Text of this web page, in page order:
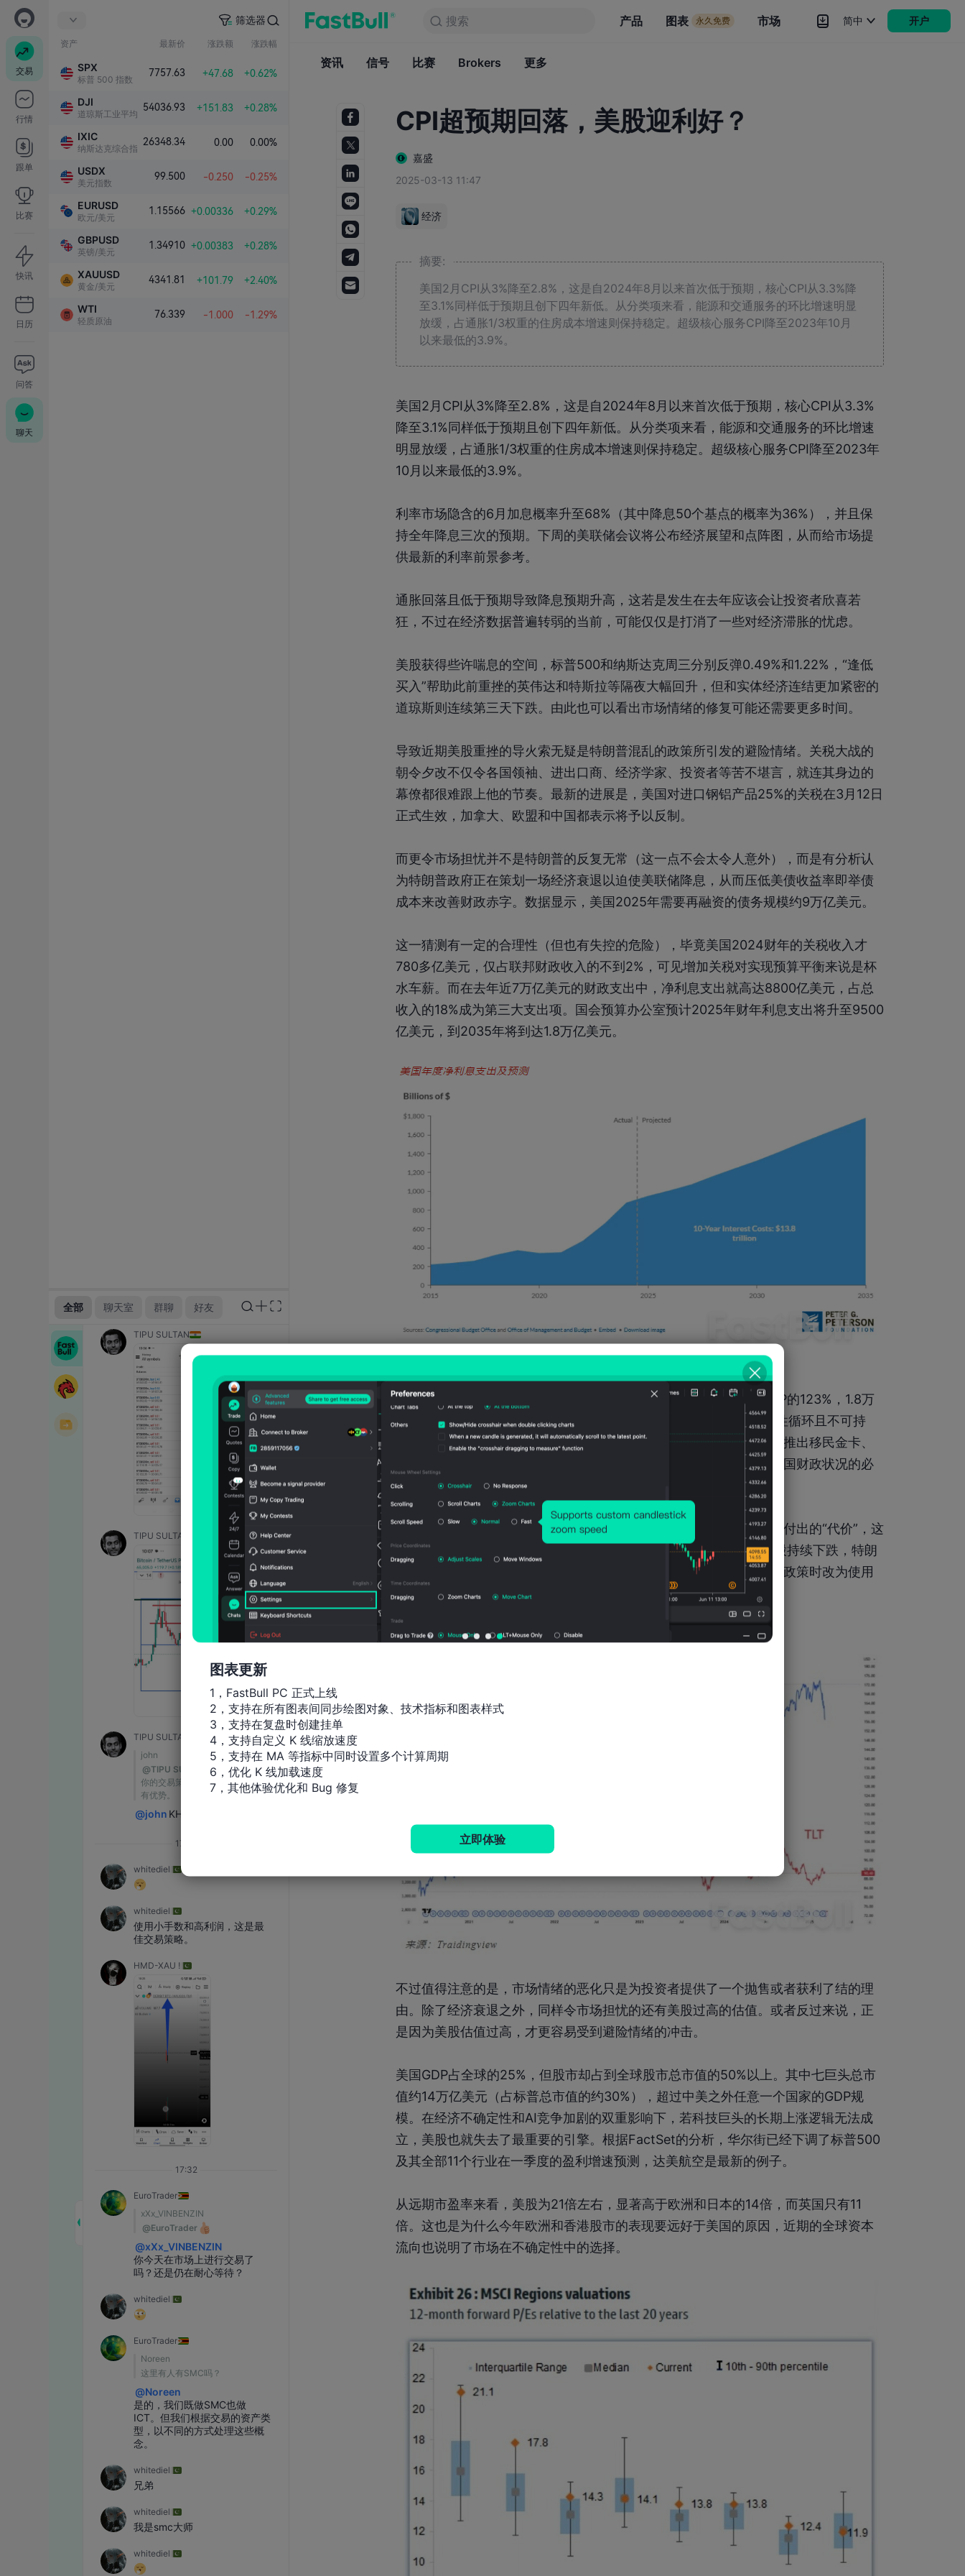
交易
行情
跟单
比赛
快讯
日历
问答
聊天
筛选器
资产 最新价 涨跌额 涨跌幅
SPX
标普 500 指数
7757.63 +47.68 +0.62%
DJI
道琼斯工业平均指数
54036.93 +151.83 +0.28%
IXIC
纳斯达克综合指数
26348.34 0.00 0.00%
USDX
美元指数
99.500 -0.250 -0.25%
EURUSD
欧元/美元
1.15566 +0.00336 +0.29%
GBPUSD
英镑/美元
1.34910 +0.00383 +0.28%
XAUUSD
黄金/美元
4341.81 +101.79 +2.40%
WTI
轻质原油
76.339 -1.000 -1.29%
搜索 产品 图表 永久免费 市场
资讯 信号
简中 开户
搜索
资讯 信号 比赛 Brokers 更多
CPI超预期回落，美股迎利好？
嘉盛
2025-03-13 11:47
经济
摘要:
美国2月CPI从3%降至2.8%，这是自2024年8月以来首次低于预期，核心CPI从3.3%降
至3.1%同样低于预期且创下四年新低。从分类项来看，能源和交通服务的环比增速明显
放缓，占通胀1/3权重的住房成本增速则保持稳定。超级核心服务CPI降至2023年10月
以来最低的3.9%。
美国2月CPI从3%降至2.8%，这是自2024年8月以来首次低于预期，核心CPI从3.3%
降至3.1%同样低于预期且创下四年新低。从分类项来看，能源和交通服务的环比增速
明显放缓，占通胀1/3权重的住房成本增速则保持稳定。超级核心服务CPI降至2023年
10月以来最低的3.9%。
利率市场隐含的6月加息概率升至68%（其中降息50个基点的概率为36%），并且保
持全年降息三次的预期。下周的美联储会议将公布经济展望和点阵图，从而给市场提
供最新的利率前景参考。
通胀回落且低于预期导致降息预期升高，这若是发生在去年应该会让投资者欣喜若
狂，不过在经济数据普遍转弱的当前，可能仅仅是打消了一些对经济滞胀的忧虑。
美股获得些许喘息的空间，标普500和纳斯达克周三分别反弹0.49%和1.22%，“逢低
买入”帮助此前重挫的英伟达和特斯拉等隔夜大幅回升，但和实体经济连结更加紧密的
道琼斯则连续第三天下跌。由此也可以看出市场情绪的修复可能还需要更多时间。
导致近期美股重挫的导火索无疑是特朗普混乱的政策所引发的避险情绪。关税大战的
朝令夕改不仅令各国领袖、进出口商、经济学家、投资者等苦不堪言，就连其身边的
幕僚都很难跟上他的节奏。最新的进展是，美国对进口钢铝产品25%的关税在3月12日
正式生效，加拿大、欧盟和中国都表示将予以反制。
而更令市场担忧并不是特朗普的反复无常（这一点不会太令人意外），而是有分析认
为特朗普政府正在策划一场经济衰退以迫使美联储降息，从而压低美债收益率即举债
成本来改善财政赤字。数据显示，美国2025年需要再融资的债务规模约9万亿美元。
这一猜测有一定的合理性（但也有失控的危险），毕竟美国2024财年的关税收入才
780多亿美元，仅占联邦财政收入的不到2%，可见增加关税对实现预算平衡来说是杯
水车薪。而在去年近7万亿美元的财政支出中，净利息支出就高达8800亿美元，占总
收入的18%成为第三大支出项。国会预算办公室预计2025年财年利息支出将升至9500
亿美元，到2035年将到达1.8万亿美元。
而从整体财政状况来看，当前35万亿美元的债务总规模达到美国GDP的123%，1.8万
亿美元的财政赤字和超过7%的赤字率都意味着债务问题已经进入恶性循环且不可持
续。因此包括关税大战、潜在的衰退和降息、联邦机构裁员和查账、推出移民金卡、
结束地缘冲突实现战略收缩等看似杂乱无章的出拳，似乎都是改善美国财政状况的必
要手段。
如果特朗普真的着眼于长远，那短期的经济阵痛和股市波动就是必须付出的“代价”，这
和特朗普1.0时期极为看重股市有着鲜明的反差。当然，若民调和美股持续下跌，特朗
普（以及马斯克）自然会感受到压力，这可能倒逼特他们在推进各项政策时改为使用
“手术刀而非大斧头”，市场情绪和股市也将会得到一定的修正。
不过值得注意的是，市场情绪的恶化只是为投资者提供了一个抛售或者获利了结的理
由。除了经济衰退之外，同样令市场担忧的还有美股过高的估值。或者反过来说，正
是因为美股估值过高，才更容易受到避险情绪的冲击。
美国GDP占全球的25%，但股市却占到全球股市总市值的50%以上。其中七巨头总市
值约14万亿美元（占标普总市值的约30%），超过中美之外任意一个国家的GDP规
模。在经济不确定性和AI竞争加剧的双重影响下，若科技巨头的长期上涨逻辑无法成
立，美股也就失去了最重要的引擎。根据FactSet的分析，华尔街已经下调了标普500
及其全部11个行业在一季度的盈利增速预测，达美航空是最新的例子。
从远期市盈率来看，美股为21倍左右，显著高于欧洲和日本的14倍，而英国只有11
倍。这也是为什么今年欧洲和香港股市的表现要远好于美国的原因，近期的全球资本
流向也说明了市场在不确定性中的选择。
图表更新
1，FastBull PC 正式上线
2，支持在所有图表间同步绘图对象、技术指标和图表样式
3，支持在复盘时创建挂单
4，支持自定义 K 线缩放速度
5，支持在 MA 等指标中同时设置多个计算周期
6，优化 K 线加载速度
7，其他体验优化和 Bug 修复
立即体验